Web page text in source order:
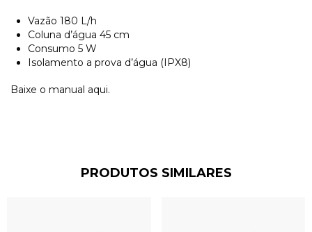
Vazão 180 L/h
Coluna d’água 45 cm
Consumo 5 W
Isolamento a prova d’água (IPX8)
Baixe o manual aqui.
PRODUTOS SIMILARES